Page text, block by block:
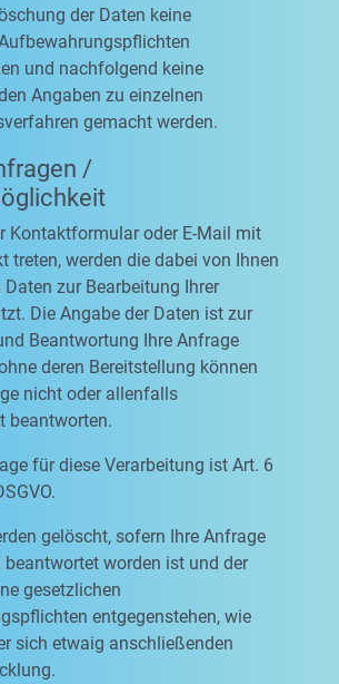
der Daten keine
und nachfolgend keine
Angaben zu einzelnen
gemacht werden.
/
Kontaktformular oder E-Mail mit
treten, werden die dabei von Ihnen
Daten zur Bearbeitung Ihrer
Die Angabe der Daten ist zur
Beantwortung Ihre Anfrage
deren Bereitstellung können
nicht oder allenfalls
beantworten.
für diese Verarbeitung ist Art. 6
gelöscht, sofern Ihre Anfrage
worden ist und der
gesetzlichen
entgegenstehen, wie
sich etwaig anschließenden